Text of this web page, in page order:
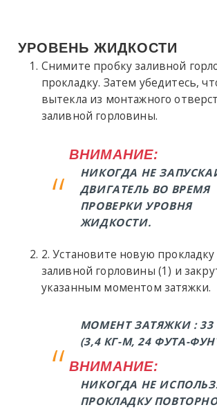
УРОВЕНЬ ЖИДКОСТИ
Снимите пробку заливной
прокладку. Затем убедитесь,
вытекла из монтажного
заливной горловины.
ВНИМАНИЕ:
НИКОГДА НЕ
ДВИГАТЕЛЬ ВО ВРЕМЯ
ПРОВЕРКИ УРОВНЯ
ЖИДКОСТИ.
2. Установите новую
заливной горловины (1) и
указанным моментом затяжки.
МОМЕНТ ЗАТЯЖКИ :
(3,4 КГ-М, 24 ФУТА-
ВНИМАНИЕ:
НИКОГДА НЕ
ПРОКЛАДКУ